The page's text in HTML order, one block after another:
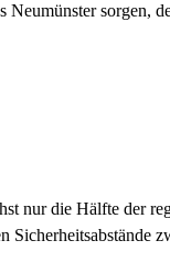
Neumünster sorgen,
nur die Hälfte der